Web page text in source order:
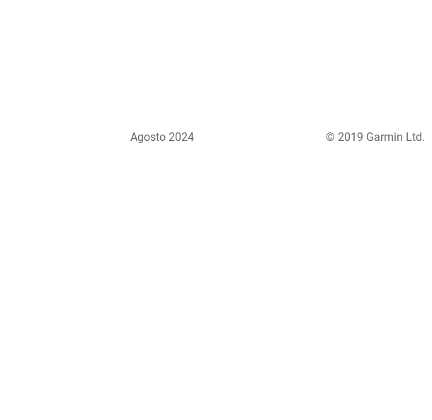
Agosto 2024 © 2019 Garmin Ltd.